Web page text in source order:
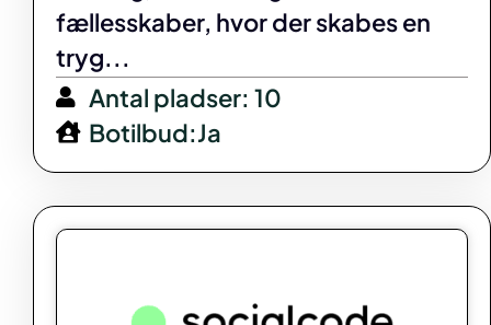
fællesskaber, hvor der skabes en
tryg...
Antal pladser: 10
Botilbud:Ja